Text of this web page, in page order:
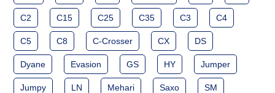
C2 C15 C25 C35 C3 C4
C5 C8 C-Crosser CX DS
Dyane Evasion GS HY Jumper
Jumpy LN Mehari Saxo SM